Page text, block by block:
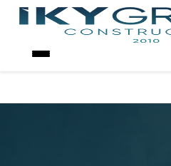
Our Projects
No Properties to